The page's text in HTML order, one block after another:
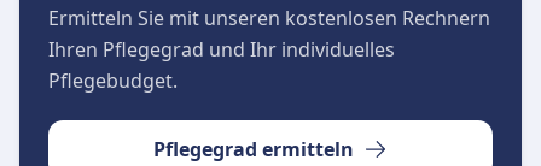
Ermitteln Sie mit unseren kostenlosen Rechnern
Ihren Pflegegrad und Ihr individuelles
Pflegebudget.
Pflegegrad ermitteln